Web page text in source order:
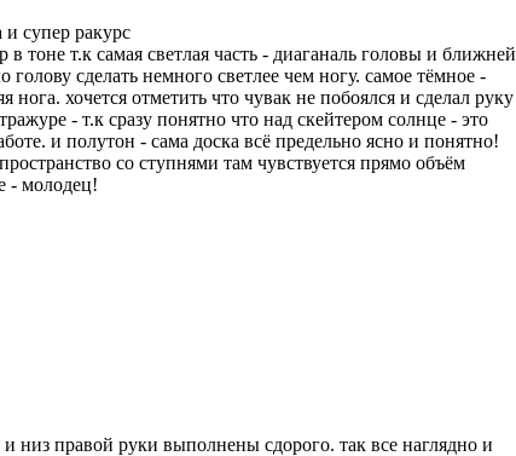
супер ракурс
в тоне т.к самая светлая часть - диаганаль головы и ближней
голову сделать немного светлее чем ногу. самое тёмное -
нога. хочется отметить что чувак не побоялся и сделал руку
- т.к сразу понятно что над скейтером солнце - это
и полутон - сама доска всё предельно ясно и понятно!
со ступнями там чувствуется прямо объём
- молодец!
низ правой руки выполнены сдорого. так все наглядно и